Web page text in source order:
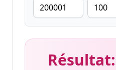
Résultat: